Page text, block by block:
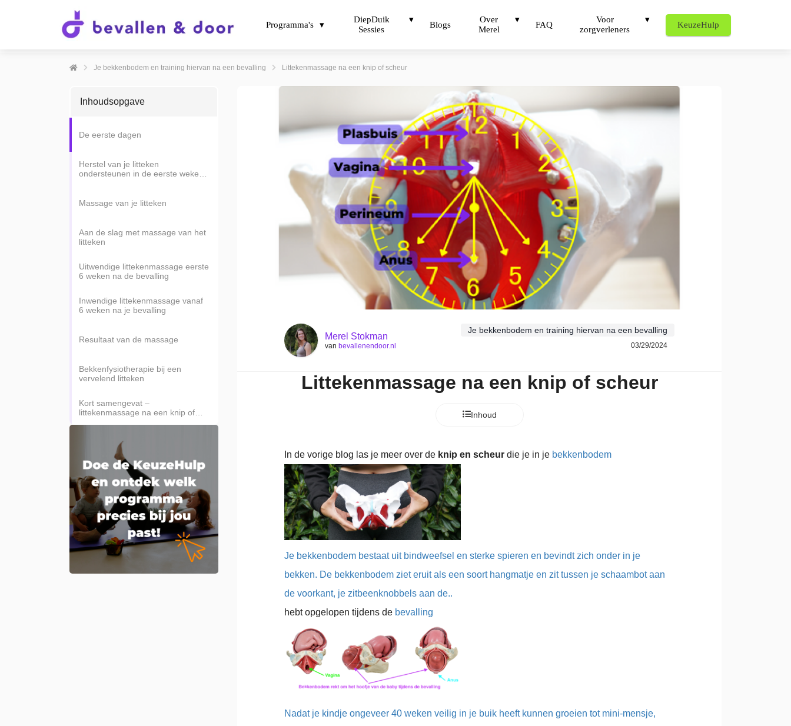
Programma's
DiepDuik
Sessies
Blogs
Over
Merel
FAQ
Voor
zorgverleners
KeuzeHulp
Je bekkenbodem en training hiervan na een bevalling Littekenmassage na een knip of scheur
Inhoudsopgave
De eerste dagen
Herstel van je litteken
ondersteunen in de eerste weken
Massage van je litteken
Aan de slag met massage van het
litteken
Uitwendige littekenmassage eerste
6 weken na de bevalling
Inwendige littekenmassage vanaf
6 weken na je bevalling
Resultaat van de massage
Bekkenfysiotherapie bij een
vervelend litteken
Kort samengevat –
littekenmassage na een knip of
Merel Stokman
van bevallenendoor.nl
Je bekkenbodem en training hiervan na een bevalling
03/29/2024
Littekenmassage na een knip of scheur
Inhoud
In de vorige blog las je meer over de knip en scheur die je in je bekkenbodem
Je bekkenbodem bestaat uit bindweefsel en sterke spieren en bevindt zich onder in je
bekken. De bekkenbodem ziet eruit als een soort hangmatje en zit tussen je schaambot aan
de voorkant, je zitbeenknobbels aan de..
hebt opgelopen tijdens de bevalling
Nadat je kindje ongeveer 40 weken veilig in je buik heeft kunnen groeien tot mini-mensje,